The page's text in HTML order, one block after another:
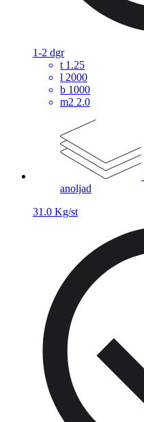
1-2 dgr
t 1.25
l 2000
b 1000
m2 2.0
anoljad
31.0 Kg/st